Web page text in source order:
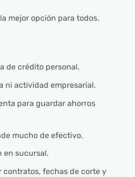
mejor opción para todos.
de crédito personal.
ni actividad empresarial.
para guardar ahorros
mucho de efectivo.
en sucursal.
contratos, fechas de corte y